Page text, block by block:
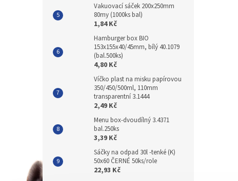
Vakuovací sáček 200x250mm
80my (1000ks bal)
1,84 Kč
Hamburger box BIO
153x155x40/45mm, bílý 40.1079
(bal.500ks)
4,80 Kč
Víčko plast na misku papírovou
350/450/500ml, 110mm
transparentní 3.1444
2,49 Kč
Menu box-dvoudílný 3.4371
bal.250ks
3,39 Kč
Sáčky na odpad 30l -tenké (K)
50x60 ČERNÉ 50ks/role
22,93 Kč